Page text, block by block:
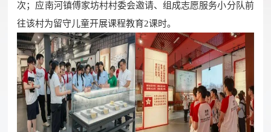
次；应南河镇傅家坊村村委会邀请、组成志愿服务小分队前
往该村为留守儿童开展课程教育2课时。